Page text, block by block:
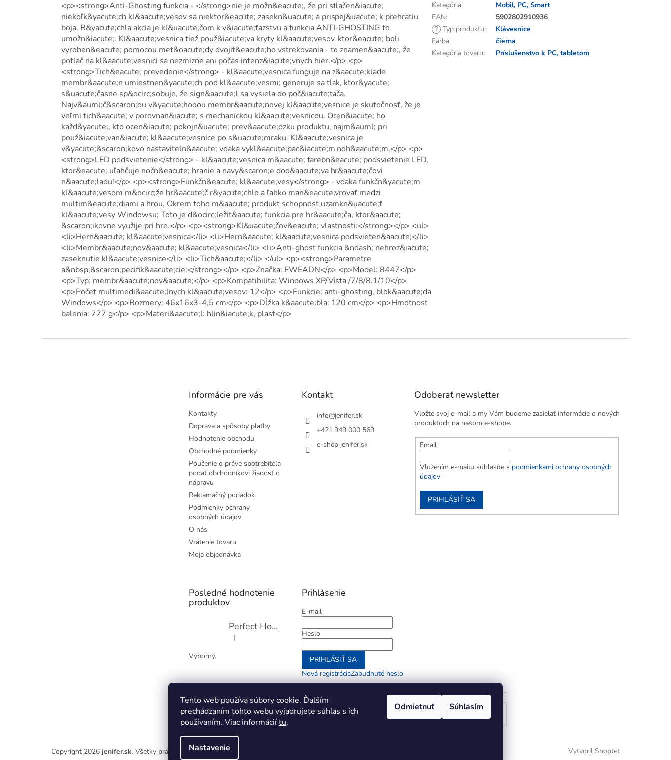
Tento web používa súbory cookie. Ďalším
prechádzaním tohto webu vyjadrujete súhlas s ich
používaním. Viac informáciítu.
Nastavenie
Odmietnuť Súhlasím
<p><strong>Anti-Ghosting funkcia - </strong>nie je možn&eacute;, že pri stlačen&iacute;
niekoľk&yacute;ch kl&aacute;vesov sa niektor&eacute; zasekn&uacute; a prispej&uacute; k prehratiu
boja. R&yacute;chla akcia je kľ&uacute;čom k v&iacute;ťazstvu a funkcia ANTI-GHOSTING to
umožn&iacute;. Kl&aacute;vesnica tiež použ&iacute;va kryty kl&aacute;vesov, ktor&eacute; boli
vyroben&eacute; pomocou met&oacute;dy dvojit&eacute;ho vstrekovania - to znamen&aacute;, že
potlač na kl&aacute;vesnici sa nezmizne ani počas intenz&iacute;vnych hier.</p> <p>
<strong>Tich&eacute; prevedenie</strong> - kl&aacute;vesnica funguje na z&aacute;klade
membr&aacute;n umiestnen&yacute;ch pod kl&aacute;vesmi; generuje sa tlak, ktor&yacute;
s&uacute;časne sp&ocirc;sobuje, že sign&aacute;l sa vysiela do poč&iacute;tača.
Najv&auml;č&scaron;ou v&yacute;hodou membr&aacute;novej kl&aacute;vesnice je skutočnosť, že je
veľmi tich&aacute; v porovnan&iacute; s mechanickou kl&aacute;vesnicou. Ocen&iacute; ho
každ&yacute;, kto ocen&iacute; pokojn&uacute; prev&aacute;dzku produktu, najm&auml; pri
použ&iacute;van&iacute; kl&aacute;vesnice po s&uacute;mraku. Kl&aacute;vesnica je
v&yacute;&scaron;kovo nastaviteľn&aacute; vďaka vykl&aacute;pac&iacute;m noh&aacute;m.</p> <p>
<strong>LED podsvietenie</strong> - kl&aacute;vesnica m&aacute; farebn&eacute; podsvietenie LED,
ktor&eacute; uľahčuje nočn&eacute; hranie a navy&scaron;e dod&aacute;va hr&aacute;čovi
n&aacute;ladu!</p> <p><strong>Funkčn&eacute; kl&aacute;vesy</strong> - vďaka funkčn&yacute;m
kl&aacute;vesom m&ocirc;že hr&aacute;č r&yacute;chlo a ľahko man&eacute;vrovať medzi
multim&eacute;diami a hrou. Okrem toho m&aacute; produkt schopnosť uzamkn&uacute;ť
kl&aacute;vesy Windowsu; Toto je d&ocirc;ležit&aacute; funkcia pre hr&aacute;ča, ktor&aacute;
&scaron;ikovne využije pri hre.</p> <p><strong>Kľ&uacute;čov&eacute; vlastnosti:</strong></p> <ul>
<li>Hern&aacute; kl&aacute;vesnica</li> <li>Hern&aacute; kl&aacute;vesnica podsvieten&aacute;</li>
<li>Membr&aacute;nov&aacute; kl&aacute;vesnica</li> <li>Anti-ghost funkcia &ndash; nehroz&iacute;
zaseknutie kl&aacute;vesnice</li> <li>Tich&aacute;</li> </ul> <p><strong>Parametre
a&nbsp;&scaron;pecifik&aacute;cie:</strong></p> <p>Značka: EWEADN</p> <p>Model: 8447</p>
<p>Typ: membr&aacute;nov&aacute;</p> <p>Kompatibilita: Windows XP/Vista /7/8/8.1/10</p>
<p>Počet multimedi&aacute;lnych kl&aacute;vesov: 12</p> <p>Funkcie: anti-ghosting, blok&aacute;da
Windows</p> <p>Rozmery: 46x16x3-4,5 cm</p> <p>Dĺžka k&aacute;bla: 120 cm</p> <p>Hmotnosť
balenia: 777 g</p> <p>Materi&aacute;l: hlin&iacute;k, plast</p>
Kategória:
Mobil, PC, Smart
EAN:
5902802910936
? Typ produktu:
Klávesnice
Farba:
čierna
Kategória tovaru: Príslušenstvo k PC, tabletom
Informácie pre vás
Kontakty
Doprava a spôsoby platby
Hodnotenie obchodu
Obchodné podmienky
Poučenie o práve spotrebiteľa
podať obchodníkovi žiadosť o
nápravu
Reklamačný poriadok
Podmienky ochrany
osobných údajov
O nás
Vrátenie tovaru
Moja objednávka
Kontakt
info@jenifer.sk
+421 949 000 569
e-shop jenifer.sk
Odoberať newsletter
Vložte svoj e-mail a my Vám budeme zasielať informácie o nových
produktoch na našom e-shope.
Email
Vložením e-mailu súhlasíte s podmienkami ochrany osobných
údajov
PRIHLÁSIŤ SA
Posledné hodnotenie
produktov
Perfect Home Tĺčik na mäso so sekáčikom, 56893
Hodnotenie produktu je 5 z 5 hviezdičiek.
|
Výborný.
Prihlásenie
E-mail
Heslo
PRIHLÁSIŤ SA
Nová registráciaZabudnuté heslo
alebo
Vytvoril Shoptet
Copyright 2026 jenifer.sk. Všetky práva vyhradené.Upraviť nastavenie cookies